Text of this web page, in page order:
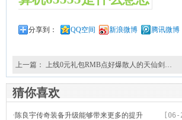
分享到： QQ空间 新浪微博 腾讯微博
上一篇： 上线0元礼包RMB点好爆散人的天仙剑…
猜你喜欢
[06-
·陈良宇传奇装备升级能够带来更多的提升